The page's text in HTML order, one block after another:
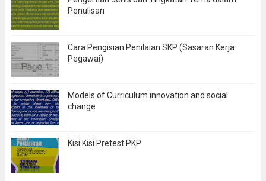
Penulisan
Cara Pengisian Penilaian SKP (Sasaran Kerja
Pegawai)
Models of Curriculum innovation and social
change
Kisi Kisi Pretest PKP